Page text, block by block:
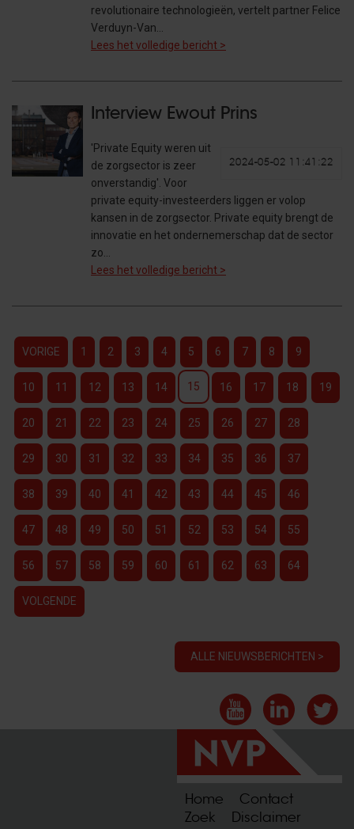
revolutionaire technologieën, vertelt partner Felice
Verduyn-Van…
Lees het volledige bericht >
Interview Ewout Prins
2024-05-02 11:41:22
'Private Equity weren uit
de zorgsector is zeer
onverstandig'. Voor
private equity-investeerders liggen er volop
kansen in de zorgsector. Private equity brengt de
innovatie en het ondernemerschap dat de sector
zo…
Lees het volledige bericht >
VORIGE 1 2 3 4 5 6 7 8 9
10 11 12 13 14 15 16 17 18 19
20 21 22 23 24 25 26 27 28
29 30 31 32 33 34 35 36 37
38 39 40 41 42 43 44 45 46
47 48 49 50 51 52 53 54 55
56 57 58 59 60 61 62 63 64
VOLGENDE
ALLE NIEUWSBERICHTEN >
Home
Contact
Zoek
Disclaimer